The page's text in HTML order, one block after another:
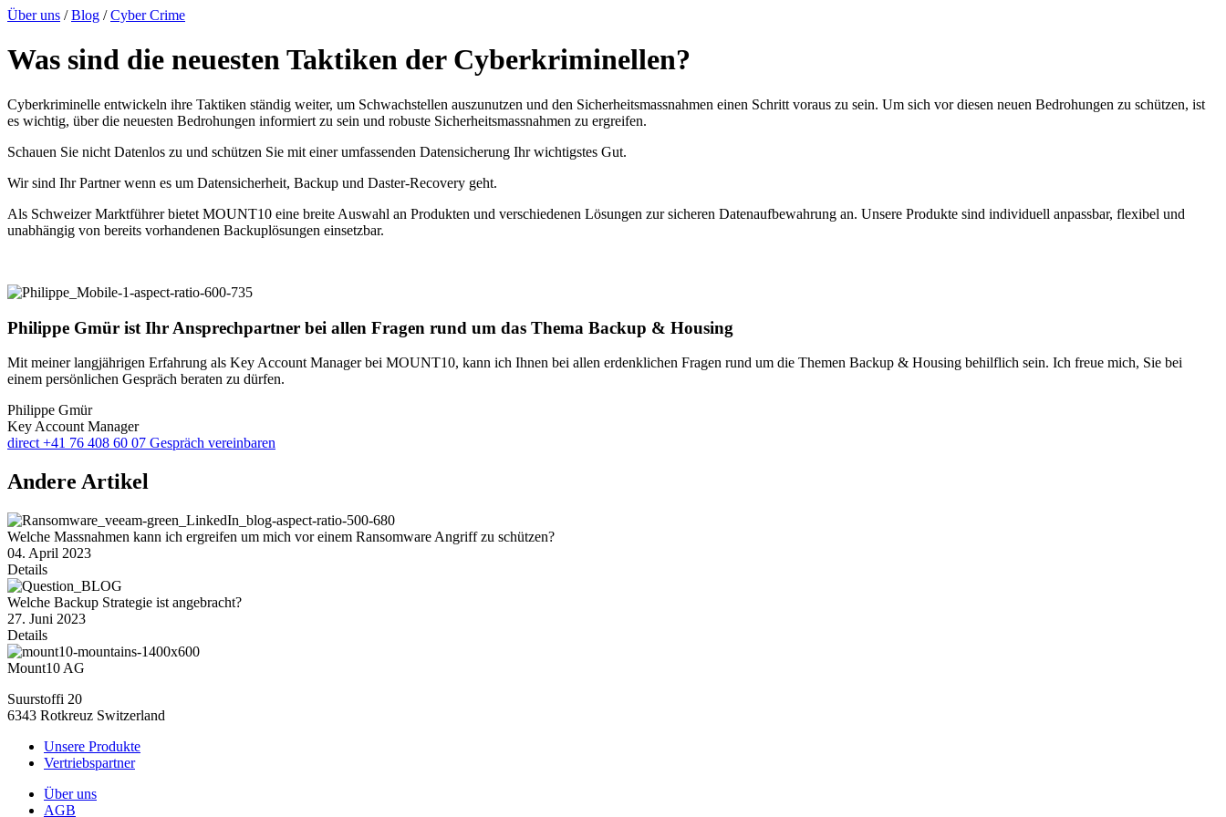
Über uns / Blog / Cyber Crime
Was sind die neuesten Taktiken der Cyber­kriminellen?
Cyberkriminelle entwickeln ihre Taktiken ständig weiter, um Schwachstellen auszunutzen und den Sicherheitsmassnahmen einen Schritt voraus zu sein. Um sich vor diesen neuen Bedrohungen zu schützen, ist
es wichtig, über die neuesten Bedrohungen informiert zu sein und robuste Sicherheitsmassnahmen zu ergreifen.
Schauen Sie nicht Datenlos zu und schützen Sie mit einer umfassenden Datensicherung Ihr wichtigstes Gut.
Wir sind Ihr Partner wenn es um Datensicherheit, Backup und Daster-Recovery geht.
Als Schweizer Marktführer bietet MOUNT10 eine breite Auswahl an Produkten und verschiedenen Lösungen zur sicheren Datenaufbewahrung an. Unsere Produkte sind individuell anpassbar, flexibel und
unabhängig von bereits vorhandenen Backuplösungen einsetzbar.
Philippe Gmür ist Ihr Ansprechpartner bei allen Fragen rund um das Thema Backup & Housing
Mit meiner langjährigen Erfahrung als Key Account Manager bei MOUNT10, kann ich Ihnen bei allen erdenklichen Fragen rund um die Themen Backup & Housing behilflich sein. Ich freue mich, Sie bei
einem persönlichen Gespräch beraten zu dürfen.
Philippe Gmür
Key Account Manager
direct +41 76 408 60 07 Gespräch vereinbaren
Andere Artikel
Welche Massnahmen kann ich ergreifen um mich vor einem Ransomware Angriff zu schützen?
04. April 2023
Details
Welche Backup Strategie ist angebracht?
27. Juni 2023
Details
Mount10 AG
Suurstoffi 20
6343 Rotkreuz Switzerland
Unsere Produkte
Vertriebspartner
Über uns
AGB